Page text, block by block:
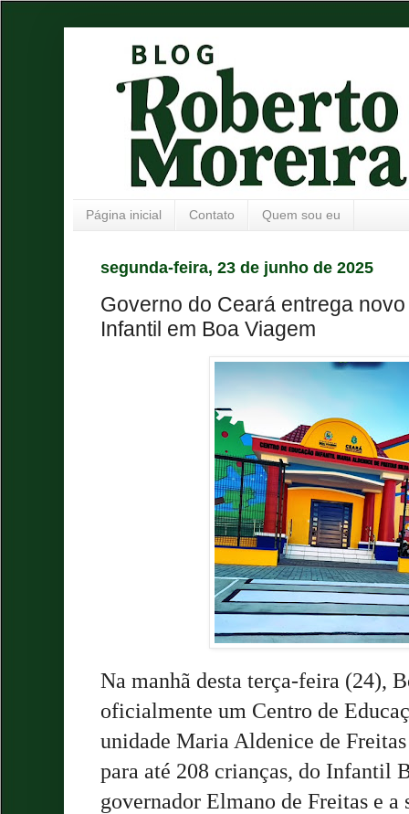
Página inicial Contato Quem sou eu
segunda-feira, 23 de junho de 2025
Governo do Ceará entrega
Infantil em Boa Viagem
Na manhã desta terça-feira (24),
oficialmente um Centro de
unidade Maria Aldenice de
para até 208 crianças, do Infantil
governador Elmano de Freitas e a